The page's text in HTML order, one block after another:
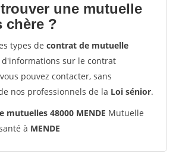
une mutuelle
chère ?
types de contrat de mutuelle
d'informations sur le contrat
pouvez contacter, sans
nos professionnels de la Loi sénior.
48000 MENDE Mutuelle
à MENDE